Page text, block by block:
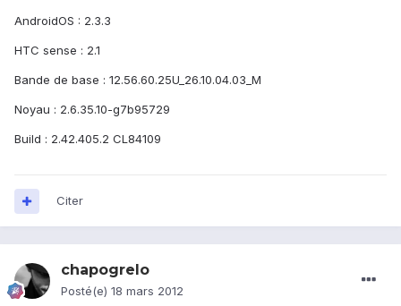
AndroidOS : 2.3.3
HTC sense : 2.1
Bande de base : 12.56.60.25U_26.10.04.03_M
Noyau : 2.6.35.10-g7b95729
Build : 2.42.405.2 CL84109
Citer
chapogrelo
Posté(e) 18 mars 2012